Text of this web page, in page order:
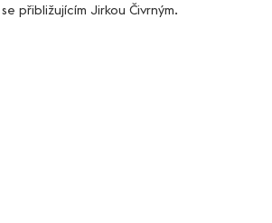
přibližujícím Jirkou Čivrným.